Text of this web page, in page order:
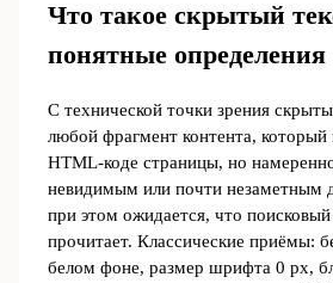
Что такое скрытый
понятные определения
С технической точки зрения
любой фрагмент контента, который
HTML-коде страницы, но
невидимым или почти незаметным
при этом ожидается, что поисковый
прочитает. Классические приёмы:
белом фоне, размер шрифта 0 px,